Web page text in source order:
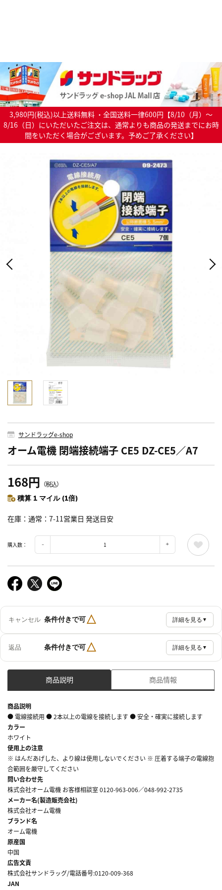
3,980円(税込)以上送料無料 ・全国送料一律600円【8/10（月）～
8/16（日）にいただいたご注文は、通常よりも商品の発送までにお時
間をいただく場合がございます。予めご了承ください】
サンドラッグe-shop
オーム電機 閉端接続端子 CE5 DZ-CE5／A7
168円 （税込）
積算 1 マイル (1倍)
在庫 通常：7-11営業日 発送目安
購入数：
キャンセル 条件付きで可△ 詳細を見る ▼
返品 条件付きで可△ 詳細を見る ▼
商品説明 商品情報
商品説明
● 電線接続用 ● 2本以上の電線を接続します ● 安全・確実に接続します
カラー
ホワイト
使用上の注意
※ はんだあげした、より線は使用しないでください ※ 圧着する端子の電線抱
合範囲を厳守してください
問い合わせ先
株式会社オーム電機 お客様相談室 0120-963-006／048-992-2735
メーカー名(製造販売会社)
株式会社オーム電機
ブランド名
オーム電機
原産国
中国
広告文責
株式会社サンドラッグ/電話番号:0120-009-368
JAN